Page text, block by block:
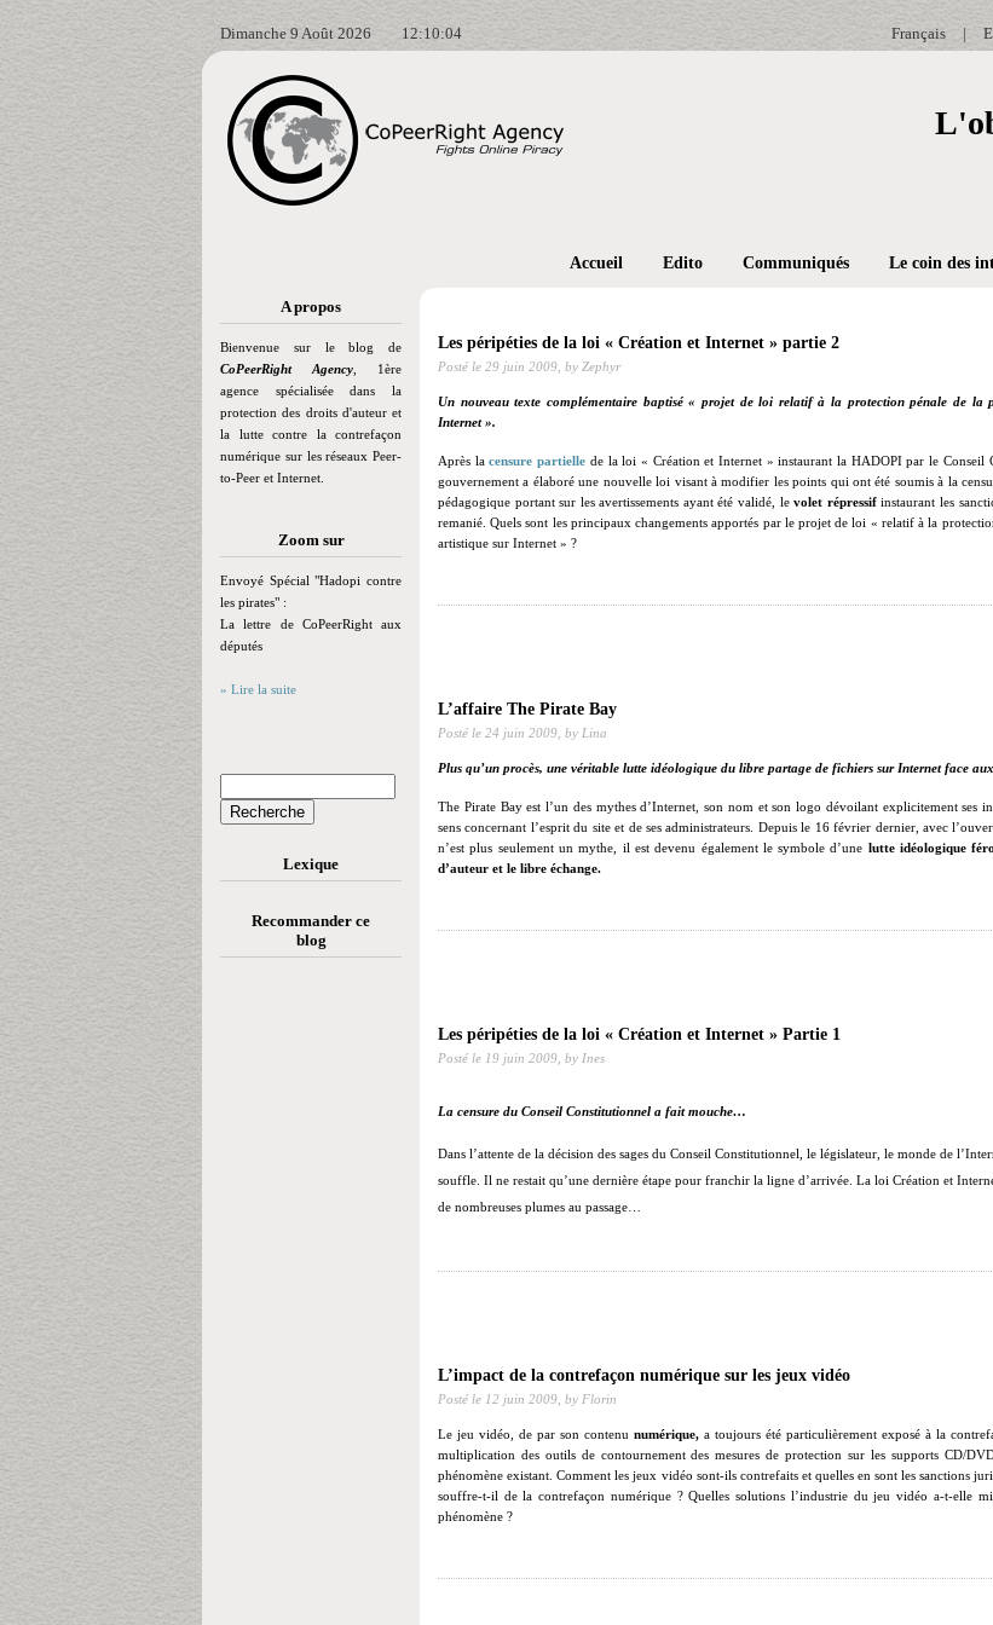
Dimanche 9 Août 2026 12:10:04 |
Français
A propos
Bienvenue sur le blog de
CoPeerRight Agency , 1ère
agence spécialisée dans la
protection des droits d'auteur et
la lutte contre la contrefaçon
numérique sur les réseaux Peer-
to-Peer et Internet.
Zoom sur
Envoyé Spécial "Hadopi contre
les pirates" :
La lettre de CoPeerRight aux
députés
» Lire la suite
Lexique
Recommander ce
blog
Accueil Edito Communiqués Le coin des
Les péripéties de la loi « Création et Internet » partie 2
Posté le 29 juin 2009, by Zephyr
Un nouveau texte complémentaire baptisé « projet de loi relatif à la protection pénale de la
Internet ».
Après lacensure partielle de la loi « Création et Internet » instaurant la HADOPI par le
gouvernement a élaboré une nouvelle loi visant à modifier les points qui ont été soumis à la
pédagogique portant sur les avertissements ayant été validé, levolet répressifinstaurant les
remanié. Quels sont les principaux changements apportés par le projet de loi « relatif à la
artistique sur Internet » ?
L’affaire The Pirate Bay
Posté le 24 juin 2009, by Lina
Plus qu’un procès, une véritable lutte idéologique du libre partage de fichiers sur Internet face
The Pirate Bay est l’un des mythes d’Internet, son nom et son logo dévoilant explicitement ses
sens concernant l’esprit du site et de ses administrateurs. Depuis le 16 février dernier, avec
n’est plus seulement un mythe, il est devenu également le symbole d’une lutte idéologique
d’auteur et le libre échange.
Les péripéties de la loi « Création et Internet » Partie 1
Posté le 19 juin 2009, by Ines
La censure du Conseil Constitutionnel a fait mouche…
Dans l’attente de la décision des sages du Conseil Constitutionnel, le législateur, le monde de
souffle. Il ne restait qu’une dernière étape pour franchir la ligne d’arrivée. La loi Création et
de nombreuses plumes au passage…
L’impact de la contrefaçon numérique sur les jeux vidéo
Posté le 12 juin 2009, by Florin
Le jeu vidéo, de par son contenu numérique, a toujours été particulièrement exposé à la
multiplication des outils de contournement des mesures de protection sur les supports CD/
phénomène existant. Comment les jeux vidéo sont-ils contrefaits et quelles en sont les sanctions
souffre-t-il de la contrefaçon numérique ? Quelles solutions l’industrie du jeu vidéo a-t-elle
phénomène ?